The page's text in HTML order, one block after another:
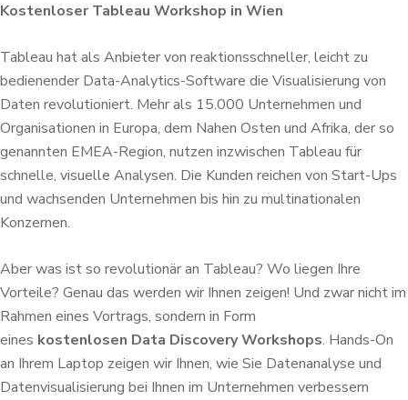
Kostenloser Tableau Workshop in Wien
Tableau hat als Anbieter von reaktionsschneller, leicht zu
bedienender Data-Analytics-Software die Visualisierung von
Daten revolutioniert. Mehr als 15.000 Unternehmen und
Organisationen in Europa, dem Nahen Osten und Afrika, der so
genannten EMEA-Region, nutzen inzwischen Tableau für
schnelle, visuelle Analysen. Die Kunden reichen von Start-Ups
und wachsenden Unternehmen bis hin zu multinationalen
Konzernen.
Aber was ist so revolutionär an Tableau? Wo liegen Ihre
Vorteile? Genau das werden wir Ihnen zeigen! Und zwar nicht im
Rahmen eines Vortrags, sondern in Form
eines kostenlosen Data Discovery Workshops. Hands-On
an Ihrem Laptop zeigen wir Ihnen, wie Sie Datenanalyse und
Datenvisualisierung bei Ihnen im Unternehmen verbessern